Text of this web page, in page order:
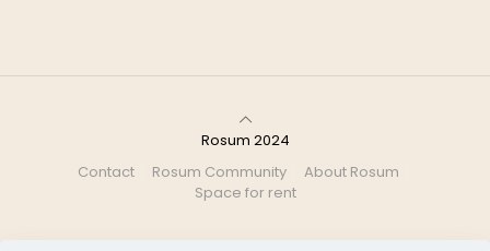
Rosum 2024
Contact
Rosum Community
About Rosum
Space for rent